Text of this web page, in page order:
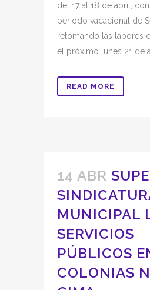
del 17 al 18 de abril,
periodo vacacional de
retomando las labores
el próximo lunes 21 de
READ MORE
14 ABR
MUNICIPAL
SERVICIOS
PÚBLICOS
COLONIAS